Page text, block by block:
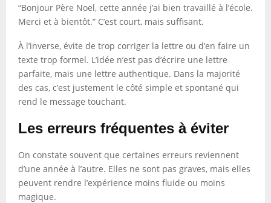
“Bonjour Père Noël, cette année j’ai bien travaillé à l’école.
Merci et à bientôt.” C’est court, mais suffisant.
À l’inverse, évite de trop corriger la lettre ou d’en faire un
texte trop formel. L’idée n’est pas d’écrire une lettre
parfaite, mais une lettre authentique. Dans la majorité
des cas, c’est justement le côté simple et spontané qui
rend le message touchant.
Les erreurs fréquentes à éviter
On constate souvent que certaines erreurs reviennent
d’une année à l’autre. Elles ne sont pas graves, mais elles
peuvent rendre l’expérience moins fluide ou moins
magique.